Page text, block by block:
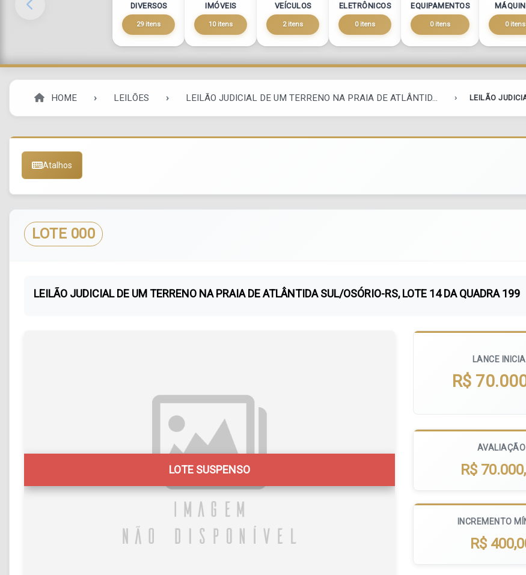
DIVERSOS
29 itens
IMÓVEIS
10 itens
VEÍCULOS
2 itens
ELETRÔNICOS
0 itens
EQUIPAMENTOS
0 itens 0 itens
HOME LEILÕES LEILÃO JUDICIAL DE UM TERRENO NA PRAIA DE ATLÂNTID... LEILÃO
Atalhos
LOTE 000
LEILÃO JUDICIAL DE UM TERRENO NA PRAIA DE ATLÂNTIDA SUL/OSÓRIO-RS, LOTE 14 DA QUADRA 199
LOTE SUSPENSO
LANCE
R$
AVALIAÇÃO
R$
INCREMENTO
R$